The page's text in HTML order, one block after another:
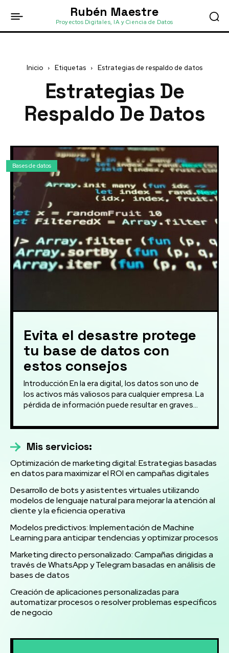
Rubén Maestre
Proyectos Digitales, IA y Ciencia de Datos
Inicio Etiquetas Estrategias de respaldo de datos
Estrategias De
Respaldo De Datos
Bases de datos
Evita el desastre protege
tu base de datos con
estos consejos
Introducción En la era digital, los datos son uno de
los activos más valiosos para cualquier empresa. La
pérdida de información puede resultar en graves...
Mis servicios:
Optimización de marketing digital: Estrategias basadas
en datos para maximizar el ROI en campañas digitales
Desarrollo de bots y asistentes virtuales utilizando
modelos de lenguaje natural para mejorar la atención al
cliente y la eficiencia operativa
Modelos predictivos: Implementación de Machine
Learning para anticipar tendencias y optimizar procesos
Marketing directo personalizado: Campañas dirigidas a
través de WhatsApp y Telegram basadas en análisis de
bases de datos
Creación de aplicaciones personalizadas para
automatizar procesos o resolver problemas específicos
de negocio